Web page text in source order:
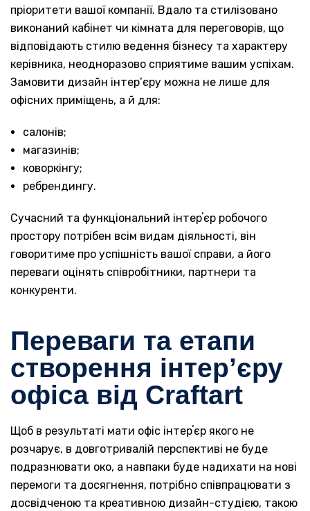
пріоритети вашої компанії. Вдало та стилізовано
виконаний кабінет чи кімната для переговорів, що
відповідають стилю ведення бізнесу та характеру
керівника, неодноразово сприятиме вашим успіхам.
Замовити дизайн інтер’єру можна не лише для
офісних приміщень, а й для:
салонів;
магазинів;
коворкінгу;
ребрендингу.
Сучасний та функціональний інтерʼєр робочого
простору потрібен всім видам діяльності, він
говоритиме про успішність вашої справи, а його
переваги оцінять співробітники, партнери та
конкуренти.
Переваги та етапи
створення інтерʼєру
офіса від Craftart
Щоб в результаті мати офіс інтерʼєр якого не
розчарує, в довготривалій перспективі не буде
подразнювати око, а навпаки буде надихати на нові
перемоги та досягнення, потрібно співпрацювати з
досвідченою та креативною дизайн-студією, такою